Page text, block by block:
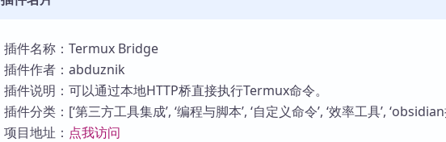
插件名称：Termux Bridge
插件作者：abduznik
插件说明：可以通过本地HTTP桥直接执行Termux命令。
插件分类：[‘第三方工具集成’, ‘编程与脚本’, ‘自定义命令’, ‘效率工具’,
项目地址： 点我访问